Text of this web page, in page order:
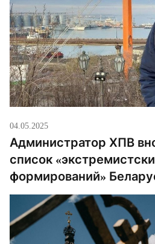
04.05.2025
Администратор ХПВ
список
формирований»